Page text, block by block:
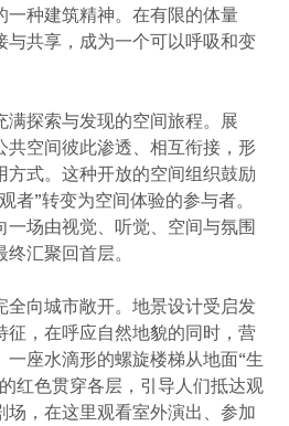
一种建筑精神。在有限的体量
与共享，成为一个可以呼吸和变
满探索与发现的空间旅程。展
共空间彼此渗透、相互衔接，形
方式。这种开放的空间组织鼓励
者”转变为空间体验的参与者。
一场由视觉、听觉、空间与氛围
汇聚回首层。
全向城市敞开。地景设计受启发
征，在呼应自然地貌的同时，营
座水滴形的螺旋楼梯从地面“生
红色贯穿各层，引导人们抵达观
场，在这里观看室外演出、参加